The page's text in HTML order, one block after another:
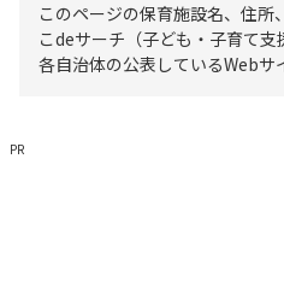
このページの保育施設名、住所
こdeサーチ（子ども・子育て支
各自治体の公表しているWebサ
PR